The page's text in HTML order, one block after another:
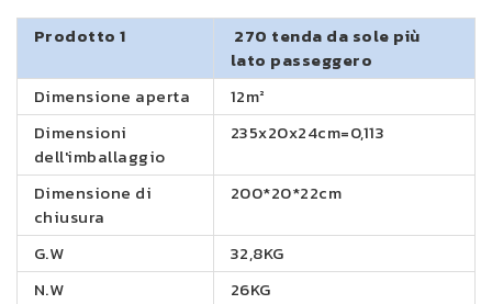
Prodotto 1
270 tenda da sole più
lato passeggero
Dimensione aperta
12m²
Dimensioni
dell'imballaggio
235x20x24cm=0,113
Dimensione di
chiusura
200*20*22cm
G.W
32,8KG
N.W
26KG